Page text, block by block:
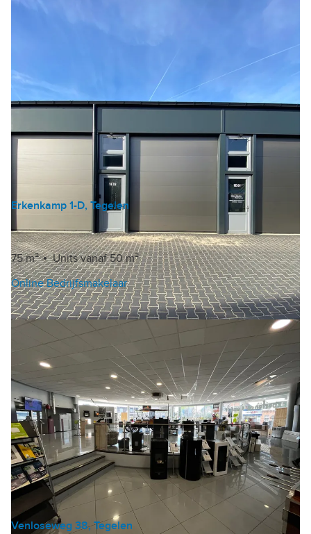
Erkenkamp 1-D, Tegelen
Bedrijfshal
Garagebox
Huurprijs op aanvraag
75 m²
Units vanaf 50 m²
Online Bedrijfsmakelaar
Venloseweg 38, Tegelen